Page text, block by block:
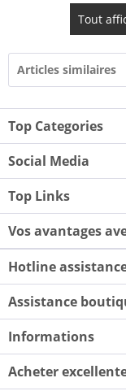
Tout
Articles similaires
Top Categories
Social Media
Top Links
Vos avantages
Hotline
Assistance
Informations
Acheter